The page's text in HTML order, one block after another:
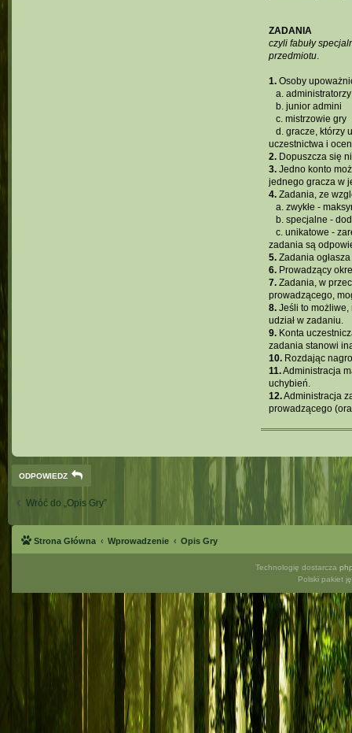
ZADANIA
czyli fabuły
przedmiotu.
1.Osoby
a. administratorzy
b. junior admini
c. mistrzowie gry
d. gracze, którzy
uczestnictwa i
2.Dopuszcza się
3.Jedno konto
jednego gracza w
4.Zadania, ze
a. zwykłe -
b. specjalne -
c. unikatowe -
zadania są
5.Zadania
6.Prowadzący
7.Zadania, w
prowadzącego,
8.Jeśli to możliwe,
udział w zadaniu.
9.Konta
zadania stanowi
10.Rozdając
11.Administracja
uchybień.
12.Administracja
prowadzącego
ODPOWIEDZ
Wróć do „Opis Gry”
Strona Główna Wprowadzenie Opis Gry
Technologię dostarcza
Polski pakiet